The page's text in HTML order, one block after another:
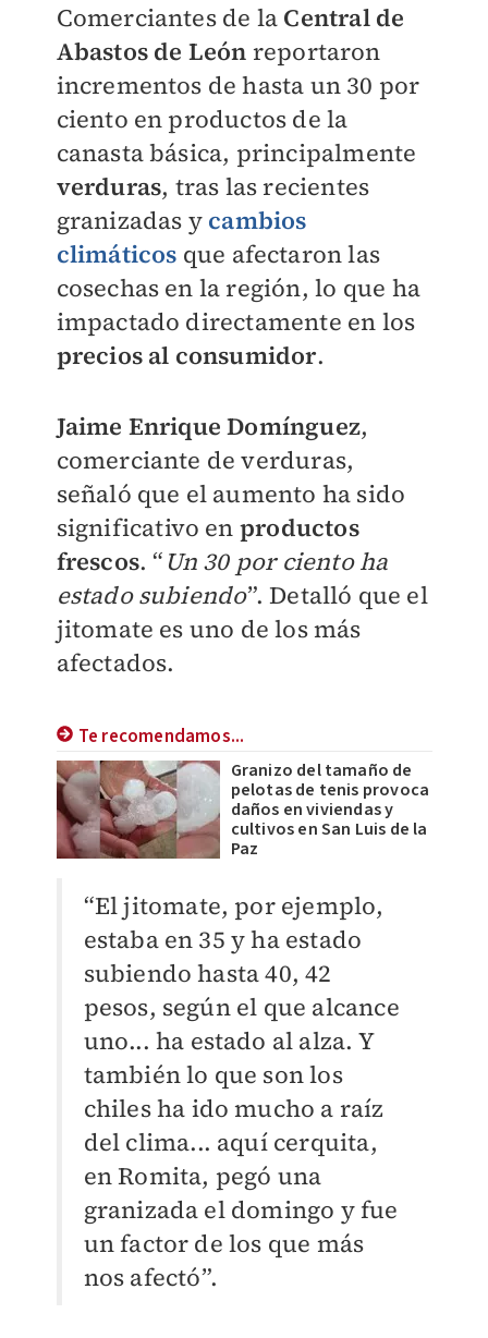
Comerciantes de la Central de
Abastos de León reportaron
incrementos de hasta un 30 por
ciento en productos de la
canasta básica, principalmente
verduras, tras las recientes
granizadas y cambios
climáticos que afectaron las
cosechas en la región, lo que ha
impactado directamente en los
precios al consumidor.
Jaime Enrique Domínguez,
comerciante de verduras,
señaló que el aumento ha sido
significativo en productos
frescos. “ Un 30 por ciento ha
estado subiendo”. Detalló que el
jitomate es uno de los más
afectados.
Te recomendamos...
Granizo del tamaño de
pelotas de tenis provoca
daños en viviendas y
cultivos en San Luis de la
Paz
“El jitomate, por ejemplo,
estaba en 35 y ha estado
subiendo hasta 40, 42
pesos, según el que alcance
uno... ha estado al alza. Y
también lo que son los
chiles ha ido mucho a raíz
del clima... aquí cerquita,
en Romita, pegó una
granizada el domingo y fue
un factor de los que más
nos afectó”.